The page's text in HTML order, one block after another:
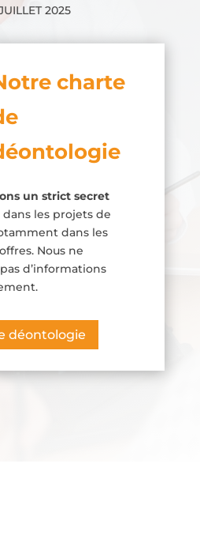
2025
charte
un strict secret
dans les projets de
dans les
Nous ne
d’informations
déontologie